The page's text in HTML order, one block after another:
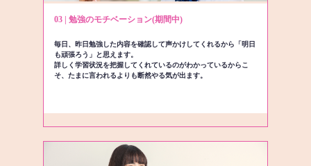
03 | 勉強のモチベーション(期間中)
毎日、昨日勉強した内容を確認して声かけしてくれるから「明日
も頑張ろう」と思えます。
詳しく学習状況を把握してくれているのがわかっているからこ
そ、たまに言われるよりも断然やる気が出ます。